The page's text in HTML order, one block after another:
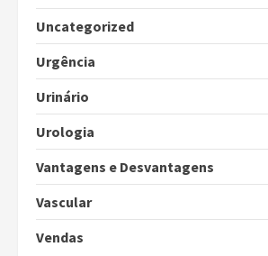
Uncategorized
Urgência
Urinário
Urologia
Vantagens e Desvantagens
Vascular
Vendas